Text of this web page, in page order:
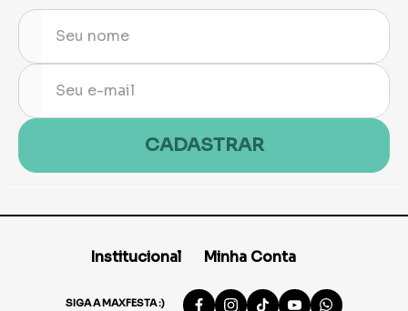
CADASTRAR
Institucional Minha Conta
SIGA A MAXFESTA :)